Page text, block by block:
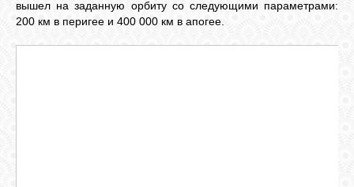
вышел на заданную орбиту со следующими параметрами:
200 км в перигее и 400 000 км в апогее.